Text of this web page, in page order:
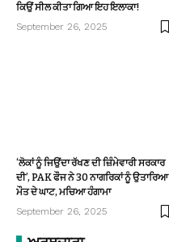
ਕਿਉਂ ਸੀਲ ਕੀਤਾ ਗਿਆ ਇਹ ਇਲਾਕਾ!
September 26, 2025
‘ਲੋਕਾਂ ਨੂੰ ਜਿਉਂਦਾ ਰੱਖਣ ਦੀ ਜ਼ਿੰਮੇਵਾਰੀ ਸਰਕਾਰ
ਦੀ’, PAK ਫੌਜ ਨੇ 30 ਨਾਗਰਿਕਾਂ ਨੂੰ ਉਤਾਰਿਆ
ਮੌਤ ਦੇ ਘਾਟ, ਮਚਿਆ ਹੰਗਾਮਾ
September 26, 2025